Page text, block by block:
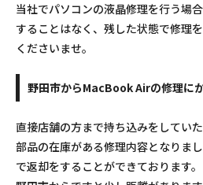
当社でパソコンの液晶修理を行う場
することはなく、残した状態で修理
くださいませ。
野田市からMacBook Airの修理に
直接店舗の方まで持ち込みをしてい
部品の在庫がある修理内容となりま
で返却をすることができております。